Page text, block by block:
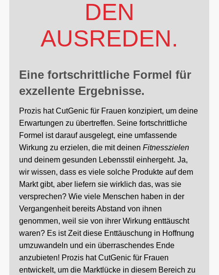
DEN
AUSREDEN.
Eine fortschrittliche Formel für
exzellente Ergebnisse.
Prozis hat CutGenic für Frauen konzipiert, um deine
Erwartungen zu übertreffen. Seine fortschrittliche
Formel ist darauf ausgelegt, eine umfassende
Wirkung zu erzielen, die mit deinenFitnesszielen
und deinem gesunden Lebensstil einhergeht. Ja,
wir wissen, dass es viele solche Produkte auf dem
Markt gibt, aber liefern sie wirklich das, was sie
versprechen? Wie viele Menschen haben in der
Vergangenheit bereits Abstand von ihnen
genommen, weil sie von ihrer Wirkung enttäuscht
waren? Es ist Zeit diese Enttäuschung in Hoffnung
umzuwandeln und ein überraschendes Ende
anzubieten! Prozis hat CutGenic für Frauen
entwickelt, um die Marktlücke in diesem Bereich zu